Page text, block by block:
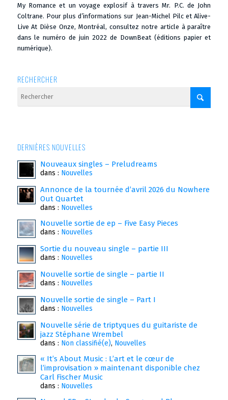
My Romance et un voyage explosif à travers Mr. P.C. de John
Coltrane. Pour plus d’informations sur Jean-Michel Pilc et Alive-
Live At Dièse Onze, Montréal, consultez notre article à paraître
dans le numéro de juin 2022 de DownBeat (éditions papier et
numérique).
RECHERCHER
DERNIÈRES NOUVELLES
Nouveaux singles – Preludreams
dans : Nouvelles
Annonce de la tournée d’avril 2026 du Nowhere
Out Quartet
dans : Nouvelles
Nouvelle sortie de ep – Five Easy Pieces
dans : Nouvelles
Sortie du nouveau single – partie III
dans : Nouvelles
Nouvelle sortie de single – partie II
dans : Nouvelles
Nouvelle sortie de single – Part I
dans : Nouvelles
Nouvelle série de triptyques du guitariste de
jazz Stéphane Wrembel
dans : Non classifié(e), Nouvelles
« It’s About Music : L’art et le cœur de
l’improvisation » maintenant disponible chez
Carl Fischer Music
dans : Nouvelles